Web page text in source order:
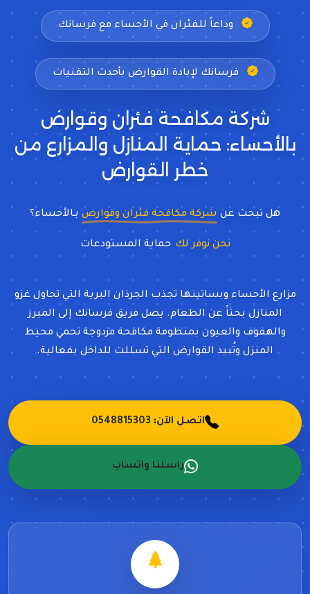
وداعاً للفئران في الأحساء مع فرسانك
فرسانك لإبادة القوارض بأحدث التقنيات
شركة مكافحة فئران وقوارض
بالأحساء: حماية المنازل والمزارع من
خطر القوارض
هل تبحث عن شركة مكافحة فئران وقوارض بـالأحساء؟
نحن نوفر لك حماية المستو
مزارع الأحساء وبساتينها تجذب الجرذان البرية التي تحاول غزو
المنازل بحثاً عن الطعام. يصل فريق فرسانك إلى المبرز
والهفوف والعيون بمنظومة مكافحة مزدوجة تحمي محيط
المنزل وتُبيد القوارض التي تسللت للداخل بفعالية.
اتصل الآن: 0548815303
راسلنا واتساب